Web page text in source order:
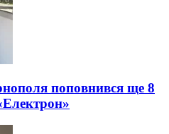
поповнився ще 8